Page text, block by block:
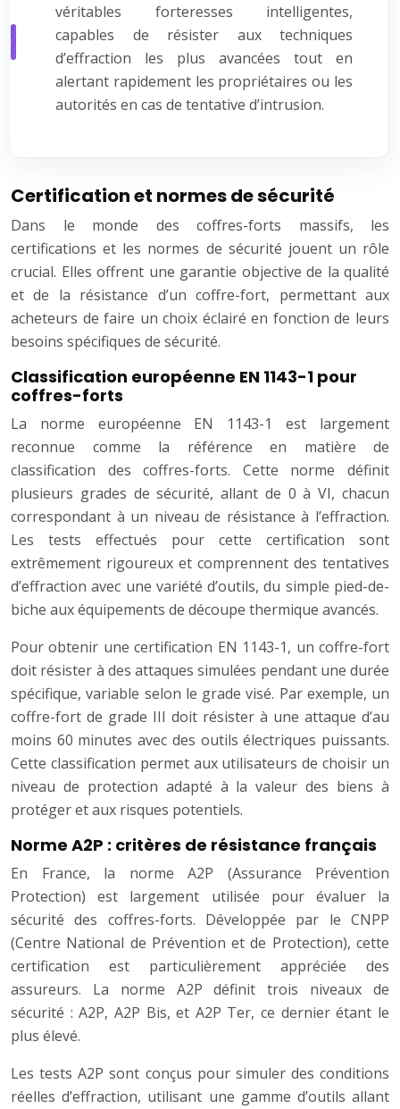
véritables forteresses intelligentes,
capables de résister aux techniques
d’effraction les plus avancées tout en
alertant rapidement les propriétaires ou les
autorités en cas de tentative d’intrusion.
Certification et normes de sécurité
Dans le monde des coffres-forts massifs, les
certifications et les normes de sécurité jouent un rôle
crucial. Elles offrent une garantie objective de la qualité
et de la résistance d’un coffre-fort, permettant aux
acheteurs de faire un choix éclairé en fonction de leurs
besoins spécifiques de sécurité.
Classification européenne EN 1143-1 pour
coffres-forts
La norme européenne EN 1143-1 est largement
reconnue comme la référence en matière de
classification des coffres-forts. Cette norme définit
plusieurs grades de sécurité, allant de 0 à VI, chacun
correspondant à un niveau de résistance à l’effraction.
Les tests effectués pour cette certification sont
extrêmement rigoureux et comprennent des tentatives
d’effraction avec une variété d’outils, du simple pied-de-
biche aux équipements de découpe thermique avancés.
Pour obtenir une certification EN 1143-1, un coffre-fort
doit résister à des attaques simulées pendant une durée
spécifique, variable selon le grade visé. Par exemple, un
coffre-fort de grade III doit résister à une attaque d’au
moins 60 minutes avec des outils électriques puissants.
Cette classification permet aux utilisateurs de choisir un
niveau de protection adapté à la valeur des biens à
protéger et aux risques potentiels.
Norme A2P : critères de résistance français
En France, la norme A2P (Assurance Prévention
Protection) est largement utilisée pour évaluer la
sécurité des coffres-forts. Développée par le CNPP
(Centre National de Prévention et de Protection), cette
certification est particulièrement appréciée des
assureurs. La norme A2P définit trois niveaux de
sécurité : A2P, A2P Bis, et A2P Ter, ce dernier étant le
plus élevé.
Les tests A2P sont conçus pour simuler des conditions
réelles d’effraction, utilisant une gamme d’outils allant